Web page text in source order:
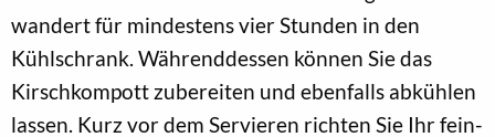
wandert für mindestens vier Stunden in den
Kühlschrank. Währenddessen können Sie das
Kirschkompott zubereiten und ebenfalls abkühlen
lassen. Kurz vor dem Servieren richten Sie Ihr fein-